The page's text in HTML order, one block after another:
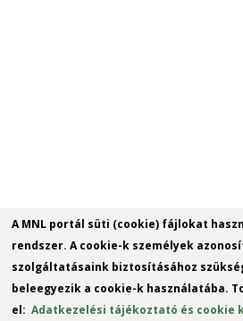
A MNL portál süti (cookie) fájlokat
rendszer. A cookie-k személyek
szolgáltatásaink biztosításához
beleegyezik a cookie-k használatába.
el:Adatkezelési tájékoztató és cookie